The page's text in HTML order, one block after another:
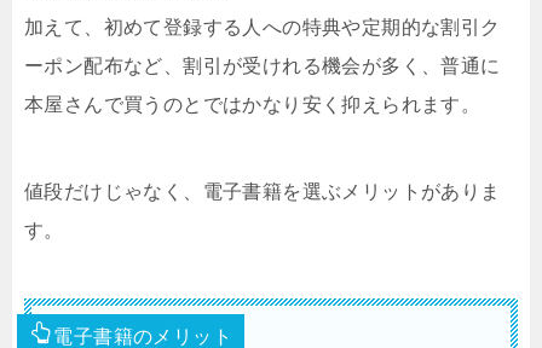
加えて、初めて登録する人への特典や定期的な割引ク
ーポン配布など、割引が受けれる機会が多く、普通に
本屋さんで買うのとではかなり安く抑えられます。
値段だけじゃなく、電子書籍を選ぶメリットがありま
す。
電子書籍のメリット